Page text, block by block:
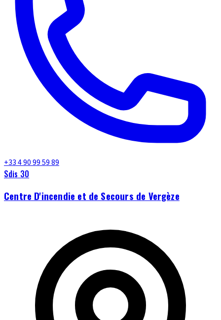
+33 4 90 99 59 89
Sdis 30
Centre D'incendie et de Secours de Vergèze